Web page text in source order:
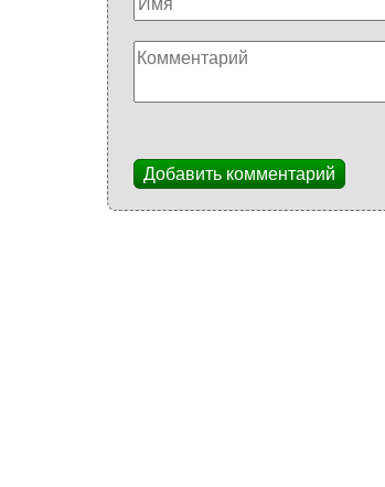
Добавить комментарий